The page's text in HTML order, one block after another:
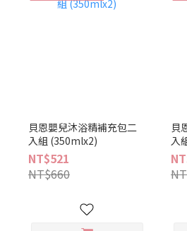
貝恩嬰兒沐浴精補充包二
入組 (350mlx2)
NT$521
NT$660
貝
入